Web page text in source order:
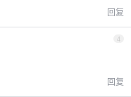
回复
4
回复